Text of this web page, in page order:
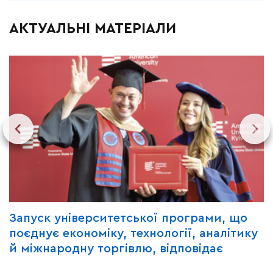
АКТУАЛЬНІ МАТЕРІАЛИ
Запуск університетської програми, що
поєднує економіку, технології, аналітику
й міжнародну торгівлю, відповідає